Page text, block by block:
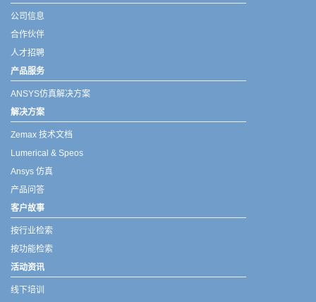
公司信息
合作伙伴
人才招聘
产品服务
ANSYS仿真解决方案
解决方案
Zemax 技术文档
Lumerical & Speos
Ansys 仿真
产品问答
客户故事
按行业检索
按功能检索
活动资讯
线下培训